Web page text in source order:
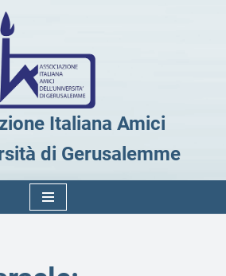
Italiana Amici
di Gerusalemme